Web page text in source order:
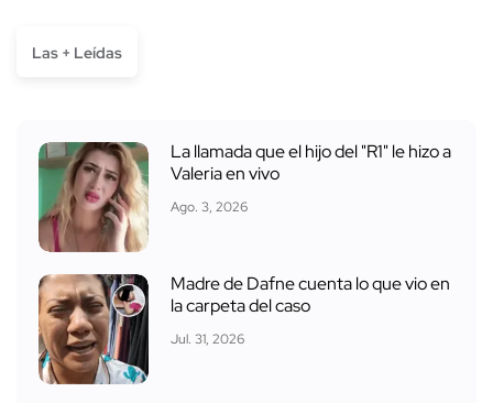
Las + Leídas
La llamada que el hijo del "R1" le hizo a
Valeria en vivo
Ago. 3, 2026
Madre de Dafne cuenta lo que vio en
la carpeta del caso
Jul. 31, 2026